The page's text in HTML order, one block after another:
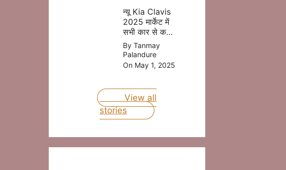
होंगी जल्द लॉन्च
जानिए प्राइस
न्यू Kia Clavis
2025 मार्केट में
सभी कार से कड़ा
मुकबला करने
वाली है, क्युकी यह
कार अपडेट
फीचर्स और दमदार
लॉन्च होने वाली है
|
By Tanmay
Palandure
On May 1, 2025
View all
stories